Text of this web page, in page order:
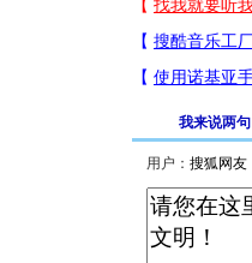
我来说两句
用户：